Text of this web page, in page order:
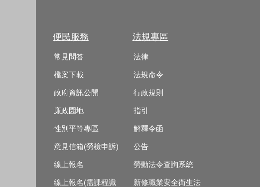
便民服務
常見問答
檔案下載
政府資訊公開
廉政園地
性別平等專區
意見信箱(勞檢申訴)
線上報名
線上報名(需課程識
法規專區
法律
法規命令
行政規則
指引
解釋令函
公告
勞動法令查詢系統
新修職業安全衛生法